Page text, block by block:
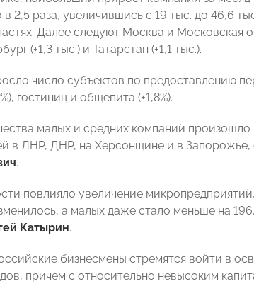
2,5 раза, увеличившись с 19 тыс. до 46,6
Далее следуют Москва и Московская
(+1,3 тыс.) и Татарстан (+1,1 тыс.).
число субъектов по предоставлению
гостиниц и общепита (+1,8%).
малых и средних компаний
в ЛНР, ДНР, на Херсонщине и в
.
повлияло увеличение
а малых даже стало меньше на
Катырин.
бизнесмены стремятся войти в
причем с относительно невысоким